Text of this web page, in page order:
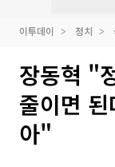
이투데이 정치
장동혁 "
줄이면
아"